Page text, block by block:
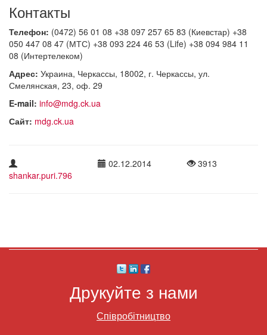
Контакты
Телефон: (0472) 56 01 08 +38 097 257 65 83 (Киевстар) +38
050 447 08 47 (МТС) +38 093 224 46 53 (Life) +38 094 984 11
08 (Интертелеком)
Адрес: Украина, Черкассы, 18002, г. Черкассы, ул.
Смелянская, 23, оф. 29
E-mail: info@mdg.ck.ua
Сайт: mdg.ck.ua
shankar.puri.796
02.12.2014 3913
Друкуйте з нами
Співробітництво